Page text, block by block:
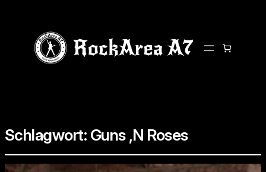
Schlagwort: Guns ‚N Roses